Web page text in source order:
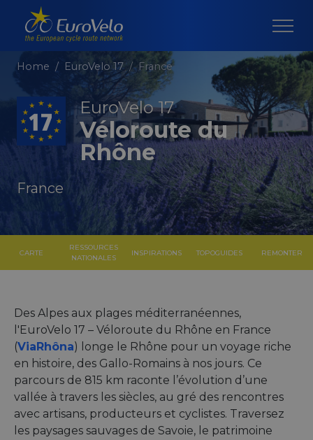
Home EuroVelo 17 France
EuroVelo 17
Véloroute du
Rhône
France
CARTE
RESSOURCES
NATIONALES
INSPIRATIONS TOPOGUIDES REMONTER
Des Alpes aux plages méditerranéennes,
l'EuroVelo 17 – Véloroute du Rhône en France
(ViaRhôna) longe le Rhône pour un voyage riche
en histoire, des Gallo-Romains à nos jours. Ce
parcours de 815 km raconte l’évolution d’une
vallée à travers les siècles, au gré des rencontres
avec artisans, producteurs et cyclistes. Traversez
les paysages sauvages de Savoie, le patrimoine